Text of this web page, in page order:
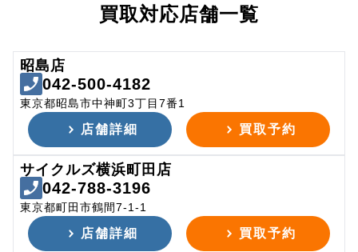
買取対応店舗一覧
昭島店
042-500-4182
東京都昭島市中神町3丁目7番1
店舗詳細 買取予約
サイクルズ横浜町田店
042-788-3196
東京都町田市鶴間7-1-1
店舗詳細 買取予約